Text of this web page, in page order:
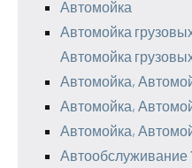
Автомойка
Автомойка
Автомойка
Автомойка,
Автомойка,
Автомойка,
Автообслуживание